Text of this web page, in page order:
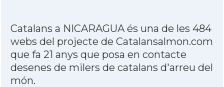
Catalans a NICARAGUA és una de les 484
webs del projecte de Catalansalmon.com
que fa 21 anys que posa en contacte
desenes de milers de catalans d'arreu del
món.